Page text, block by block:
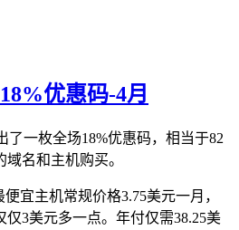
优惠码-4月
了一枚全场18%优惠码，相当于82
名和主机购买。
便宜主机常规价格3.75美元一月，
仅3美元多一点。年付仅需38.25美